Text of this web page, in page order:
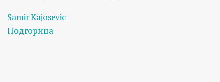
Samir Kajosevic
Подгорица